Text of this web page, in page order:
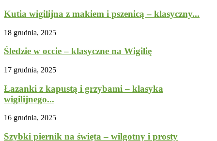
Kutia wigilijna z makiem i pszenicą – klasyczny...
18 grudnia, 2025
Śledzie w occie – klasyczne na Wigilię
17 grudnia, 2025
Łazanki z kapustą i grzybami – klasyka
wigilijnego...
16 grudnia, 2025
Szybki piernik na święta – wilgotny i prosty